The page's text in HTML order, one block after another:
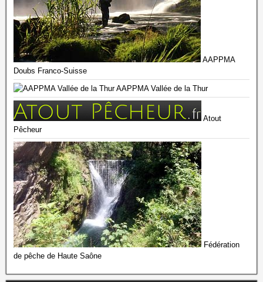
AAPPMA
Doubs Franco-Suisse
AAPPMA Vallée de la Thur
Atout
Pêcheur
Fédération
de pêche de Haute Saône